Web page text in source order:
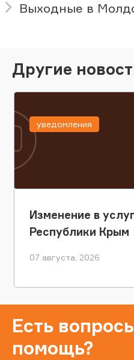
Выходные в
Другие
Изменение в
Республики Крым
07 августа, 2026
уведомления
Есть
помощь?